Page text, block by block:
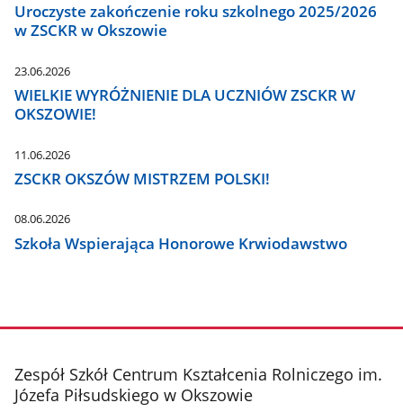
Uroczyste zakończenie roku szkolnego 2025/2026
w ZSCKR w Okszowie
23.06.2026
WIELKIE WYRÓŻNIENIE DLA UCZNIÓW ZSCKR W
OKSZOWIE!
11.06.2026
ZSCKR OKSZÓW MISTRZEM POLSKI!
08.06.2026
Szkoła Wspierająca Honorowe Krwiodawstwo
stopka
Zespół Szkół Centrum Kształcenia Rolniczego im.
Józefa Piłsudskiego w Okszowie